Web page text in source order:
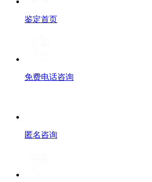
鉴定首页
免费电话咨询
匿名咨询